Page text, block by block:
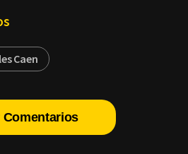
Caen
Comentarios